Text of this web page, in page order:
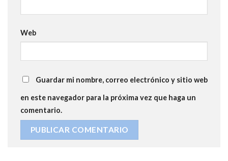
Web
Guardar mi nombre, correo electrónico y sitio web
en este navegador para la próxima vez que haga un
comentario.